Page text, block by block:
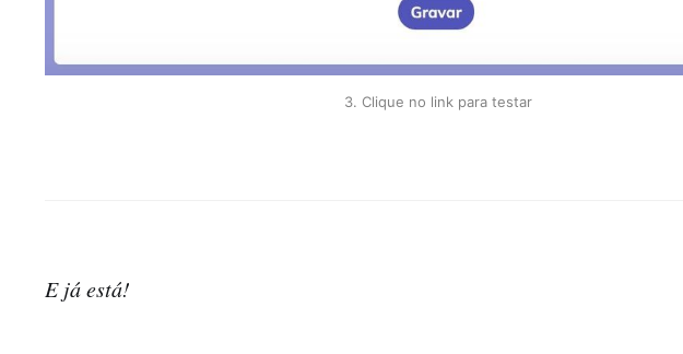
3. Clique no link para testar
E já está!